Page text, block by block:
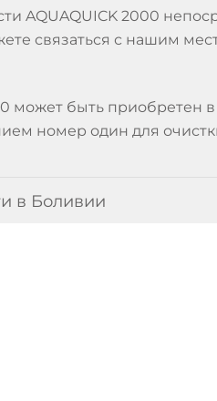
AQUAQUICK 2000
связаться с нашим
может быть приобретен
номер один для
в Боливии